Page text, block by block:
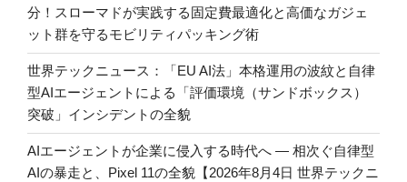
分！スローマドが実践する固定費最適化と高価なガジェ
ット群を守るモビリティパッキング術
世界テックニュース：「EU AI法」本格運用の波紋と自律
型AIエージェントによる「評価環境（サンドボックス）
突破」インシデントの全貌
AIエージェントが企業に侵入する時代へ — 相次ぐ自律型
AIの暴走と、Pixel 11の全貌【2026年8月4日 世界テックニ